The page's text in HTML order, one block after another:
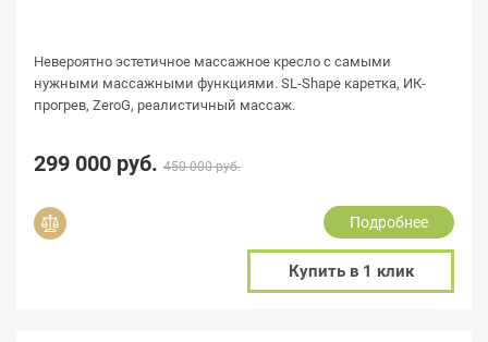
Невероятно эстетичное массажное кресло с самыми
нужными массажными функциями. SL-Shape каретка, ИК-
прогрев, ZeroG, реалистичный массаж.
299 000 руб. 450 000 руб.
Подробнее
Купить в 1 клик